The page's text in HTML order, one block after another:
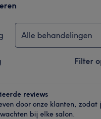
Alle behandelingen
Filter
reviews
door onze klanten,
bij elke salon.